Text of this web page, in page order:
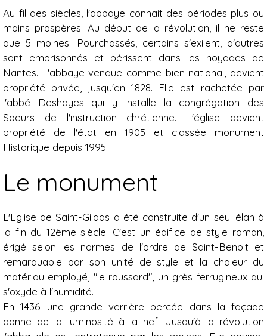
Au fil des siècles, l'abbaye connait des périodes plus ou
moins prospères. Au début de la révolution, il ne reste
que 5 moines. Pourchassés, certains s'exilent, d'autres
sont emprisonnés et périssent dans les noyades de
Nantes. L'abbaye vendue comme bien national, devient
propriété privée, jusqu'en 1828. Elle est rachetée par
l'abbé Deshayes qui y installe la congrégation des
Soeurs de l'instruction chrétienne. L'église devient
propriété de l'état en 1905 et classée monument
Historique depuis 1995.
Le monument
L'Eglise de Saint-Gildas a été construite d'un seul élan à
la fin du 12ème siècle. C'est un édifice de style roman,
érigé selon les normes de l'ordre de Saint-Benoit et
remarquable par son unité de style et la chaleur du
matériau employé, "le roussard", un grès ferrugineux qui
s'oxyde à l'humidité.
En 1436 une grande verrière percée dans la façade
donne de la luminosité à la nef. Jusqu'à la révolution